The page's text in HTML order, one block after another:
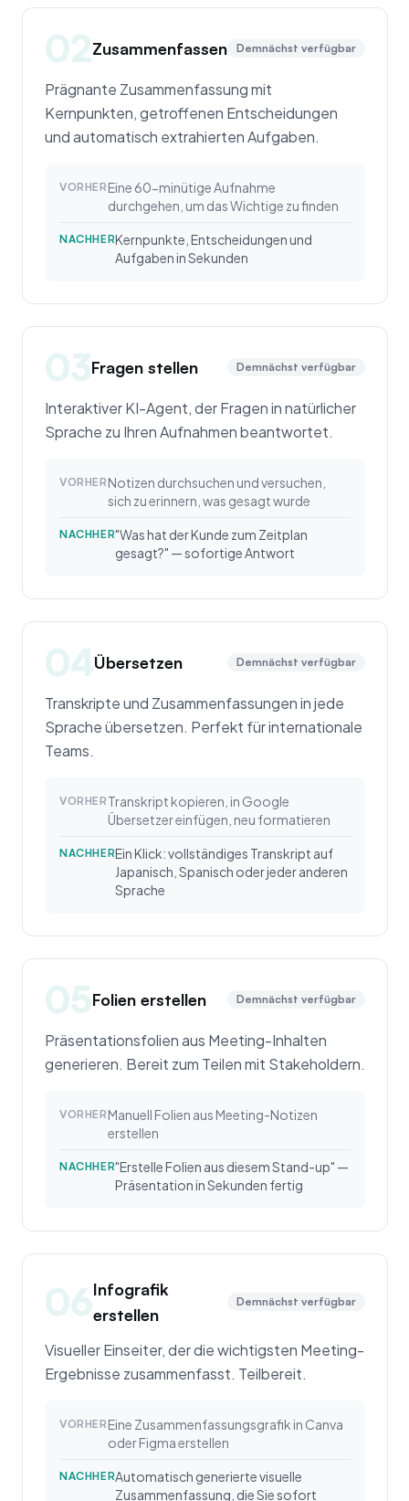
02Zusammenfassen Demnächst verfügbar
Prägnante Zusammenfassung mit
Kernpunkten, getroffenen Entscheidungen
und automatisch extrahierten Aufgaben.
VORHER Eine 60-minütige Aufnahme
durchgehen, um das Wichtige zu finden
NACHHERKernpunkte, Entscheidungen und
Aufgaben in Sekunden
03Fragen stellen Demnächst verfügbar
Interaktiver KI-Agent, der Fragen in natürlicher
Sprache zu Ihren Aufnahmen beantwortet.
VORHER Notizen durchsuchen und versuchen,
sich zu erinnern, was gesagt wurde
NACHHER"Was hat der Kunde zum Zeitplan
gesagt?" — sofortige Antwort
04Übersetzen Demnächst verfügbar
Transkripte und Zusammenfassungen in jede
Sprache übersetzen. Perfekt für internationale
Teams.
VORHER Transkript kopieren, in Google
Übersetzer einfügen, neu formatieren
NACHHEREin Klick: vollständiges Transkript auf
Japanisch, Spanisch oder jeder anderen
Sprache
05Folien erstellen Demnächst verfügbar
Präsentationsfolien aus Meeting-Inhalten
generieren. Bereit zum Teilen mit Stakeholdern.
VORHER Manuell Folien aus Meeting-Notizen
erstellen
NACHHER"Erstelle Folien aus diesem Stand-up" —
Präsentation in Sekunden fertig
06Infografik
erstellen
Demnächst verfügbar
Visueller Einseiter, der die wichtigsten Meeting-
Ergebnisse zusammenfasst. Teilbereit.
VORHER Eine Zusammenfassungsgrafik in Canva
oder Figma erstellen
NACHHERAutomatisch generierte visuelle
Zusammenfassung, die Sie sofort